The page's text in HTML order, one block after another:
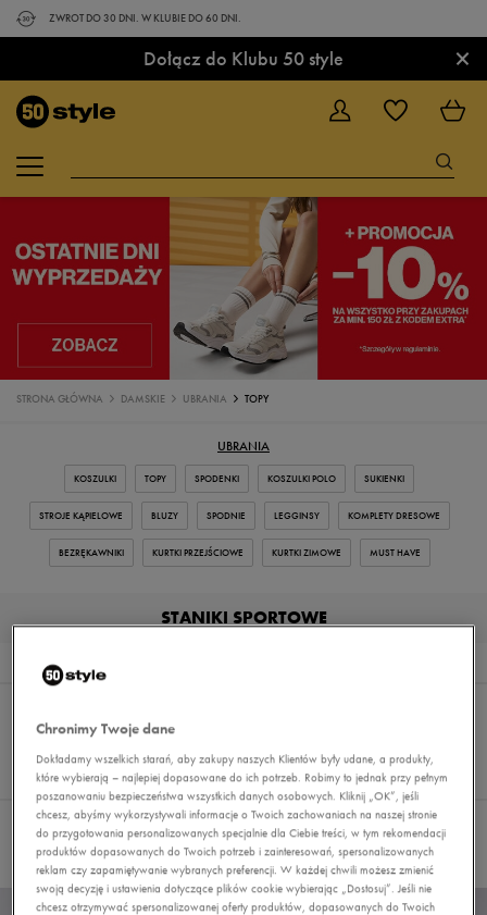
ZWROT DO 30 DNI. W KLUBIE DO 60 DNI.
Dołącz do Klubu 50 style ×
STRONA GŁÓWNA DAMSKIE UBRANIA TOPY
UBRANIA
KOSZULKI TOPY SPODENKI KOSZULKI POLO SUKIENKI
STROJE KĄPIELOWE BLUZY SPODNIE LEGGINSY KOMPLETY DRESOWE
BEZRĘKAWNIKI KURTKI PRZEJŚCIOWE KURTKI ZIMOWE MUST HAVE
STANIKI SPORTOWE
2
Wyniki
60
z 2
Wybrane filtry: STANIKI SPORTOWE Wyczyść filtry
Chronimy Twoje dane
Dokładamy wszelkich starań, aby zakupy naszych Klientów były udane, a produkty,
które wybierają – najlepiej dopasowane do ich potrzeb. Robimy to jednak przy pełnym
poszanowaniu bezpieczeństwa wszystkich danych osobowych. Kliknij „OK”, jeśli
chcesz, abyśmy wykorzystywali informacje o Twoich zachowaniach na naszej stronie
do przygotowania personalizowanych specjalnie dla Ciebie treści, w tym rekomendacji
produktów dopasowanych do Twoich potrzeb i zainteresowań, spersonalizowanych
reklam czy zapamiętywanie wybranych preferencji. W każdej chwili możesz zmienić
swoją decyzję i ustawienia dotyczące plików cookie wybierając „Dostosuj”. Jeśli nie
chcesz otrzymywać spersonalizowanej oferty produktów, dopasowanych do Twoich